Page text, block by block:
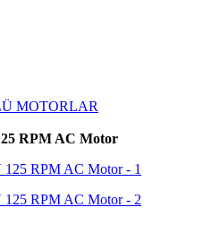
MOTORLAR
RPM AC Motor